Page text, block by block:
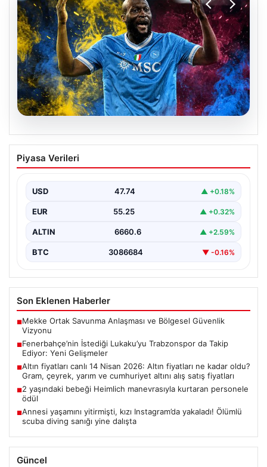
07.08.2026
Fenerbahçe’nin İstediği Lukaku’yu
Trabzonspor da Takip Ediyor: Yeni
İtalya Serie A'da Napoli forması giyen ve takımda
Piyasa Verileri
USD 47.74 ▲ +0.18%
EUR 55.25 ▲ +0.32%
ALTIN 6660.6 ▲ +2.59%
BTC 3086684 ▼ -0.16%
Son Eklenen Haberler
■Mekke Ortak Savunma Anlaşması ve Bölgesel Güvenlik
Vizyonu
■Fenerbahçe’nin İstediği Lukaku’yu Trabzonspor da Takip
Ediyor: Yeni Gelişmeler
■Altın fiyatları canlı 14 Nisan 2026: Altın fiyatları ne kadar oldu?
Gram, çeyrek, yarım ve cumhuriyet altını alış satış fiyatları
■2 yaşındaki bebeği Heimlich manevrasıyla kurtaran personele
ödül
■Annesi yaşamını yitirmişti, kızı Instagram’da yakaladı! Ölümlü
scuba diving sanığı yine dalışta
Güncel